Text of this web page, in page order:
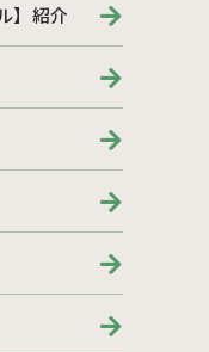
】紹介